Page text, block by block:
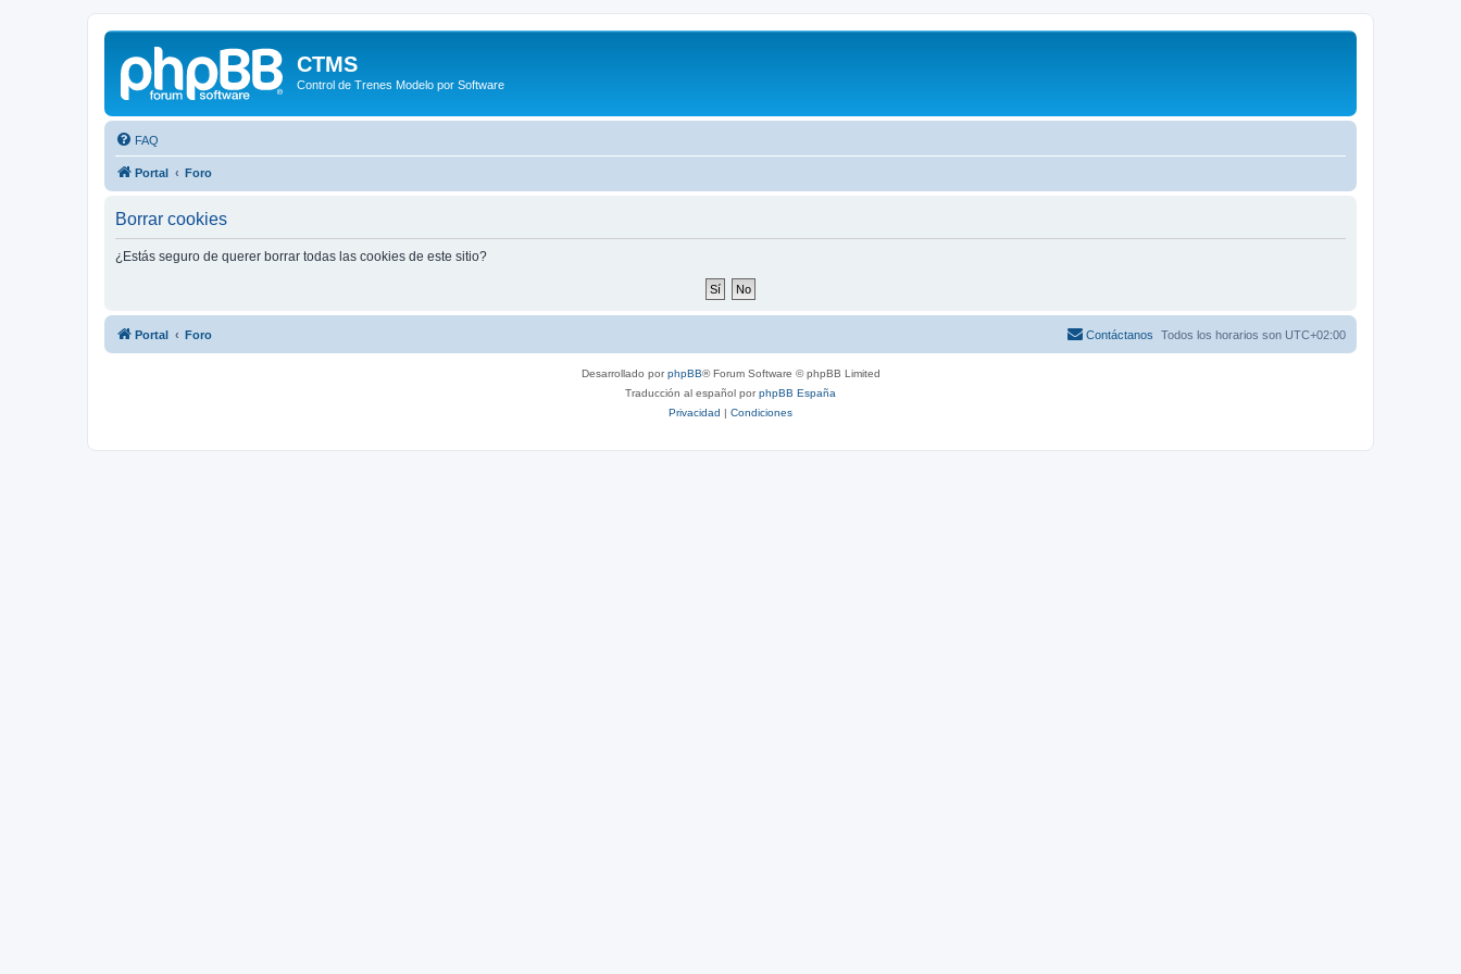
CTMS
Control de Trenes Modelo por Software
FAQ
Portal Foro
Borrar cookies
¿Estás seguro de querer borrar todas las cookies de este sitio?
Portal Foro Todos los horarios son UTC+02:00
Contáctanos
Desarrollado porphpBB® Forum Software © phpBB Limited
Traducción al español porphpBB España
Privacidad | Condiciones